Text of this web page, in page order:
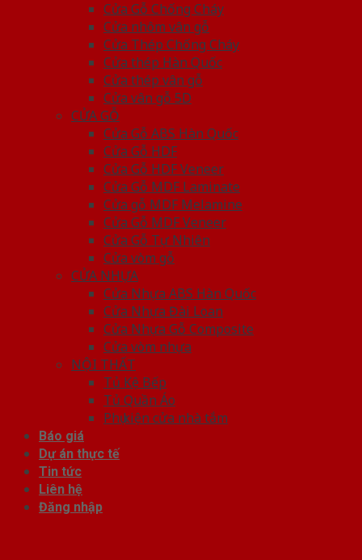
Cửa Gỗ Chống Cháy
Cửa nhôm vân gỗ
Cửa Thép Chống Cháy
Cửa thép Hàn Quốc
Cửa thép vân gỗ
Cửa vân gỗ 5D
CỬA GỖ
Cửa Gỗ ABS Hàn Quốc
Cửa Gỗ HDF
Cửa Gỗ HDF Veneer
Cửa Gỗ MDF Laminate
Cửa gỗ MDF Melamine
Cửa Gỗ MDF Veneer
Cửa Gỗ Tự Nhiên
Cửa vòm gỗ
CỬA NHỰA
Cửa Nhựa ABS Hàn Quốc
Cửa Nhựa Đài Loan
Cửa Nhựa Gỗ Composite
Cửa vòm nhựa
NỘI THẤT
Tủ Kệ Bếp
Tủ Quần Áo
Phụ kiện cửa nhà tắm
Báo giá
Dự án thực tế
Tin tức
Liên hệ
Đăng nhập